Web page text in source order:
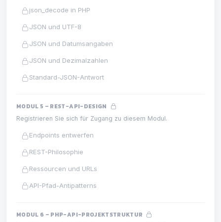
json_decode in PHP
JSON und UTF-8
JSON und Datumsangaben
JSON und Dezimalzahlen
Standard-JSON-Antwort
MODUL 5 – REST-API-DESIGN
Registrieren Sie sich für Zugang zu diesem Modul.
Endpoints entwerfen
REST-Philosophie
Ressourcen und URLs
API-Pfad-Antipatterns
MODUL 6 – PHP-API-PROJEKTSTRUKTUR